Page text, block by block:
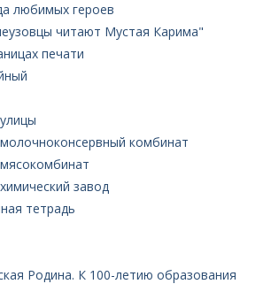
любимых героев
читают Мустая Карима"
печати
комбинат
завод
тетрадь
Родина. К 100-летию образования